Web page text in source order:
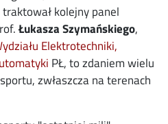
kolejny panel
Łukasza Szymańskiego,
Elektrotechniki,
PŁ, to zdaniem wielu
zwłaszcza na terenach